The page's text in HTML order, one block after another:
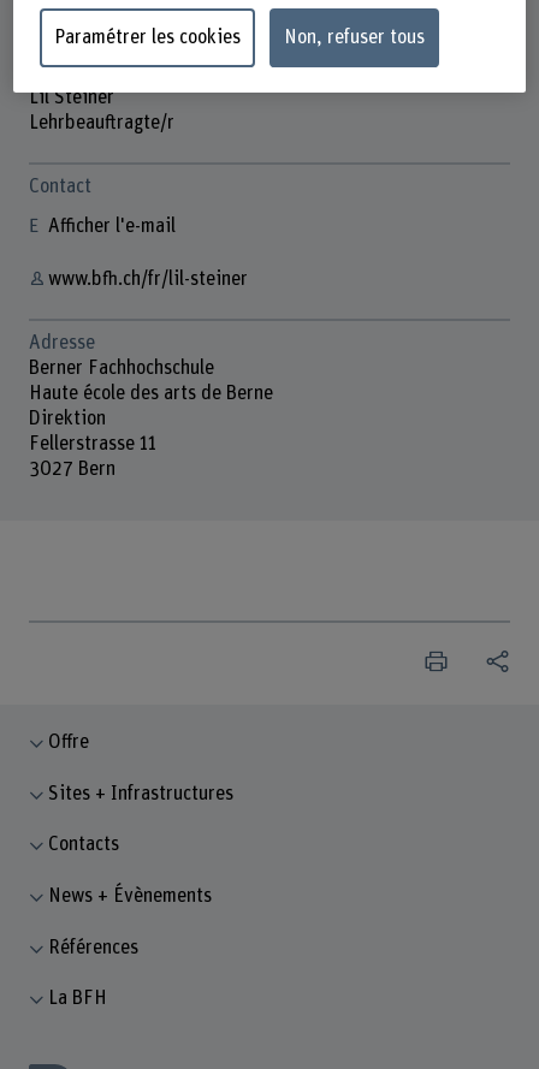
Lil Steiner
Lehrbeauftragte/r
Contact
Afficher l'e-mail
www.bfh.ch/fr/lil-steiner
Adresse
Berner Fachhochschule
Haute école des arts de Berne
Direktion
Fellerstrasse 11
3027 Bern
Offre
Sites + Infrastructures
Contacts
News + Évènements
Références
La BFH
Paramétrer les cookies Non, refuser tous